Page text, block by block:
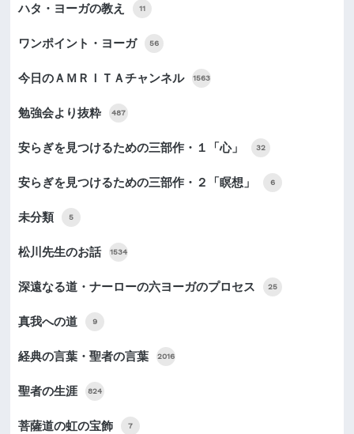
ハタ・ヨーガの教え 11
ワンポイント・ヨーガ 56
今日のＡＭＲＩＴＡチャンネル 1563
勉強会より抜粋 487
安らぎを見つけるための三部作・１「心」 32
安らぎを見つけるための三部作・２「瞑想」 6
未分類 5
松川先生のお話 1534
深遠なる道・ナーローの六ヨーガのプロセス 25
真我への道 9
経典の言葉・聖者の言葉 2016
聖者の生涯 824
菩薩道の虹の宝飾 7